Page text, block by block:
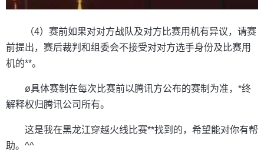
（4）赛前如果对对方战队及对方比赛用机有异议，请赛
前提出，赛后裁判和组委会不接受对对方选手身份及比赛用
机的**。
ø具体赛制在每次比赛前以腾讯方公布的赛制为准，*终
解释权归腾讯公司所有。
这是我在黑龙江穿越火线比赛**找到的，希望能对你有帮
助。^^